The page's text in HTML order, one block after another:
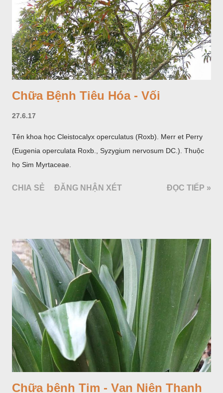
Chữa Bệnh Tiêu Hóa - Vối
27.6.17
Tên khoa học Cleistocalyx operculatus (Roxb). Merr et Perry
(Eugenia operculata Roxb., Syzygium nervosum DC.). Thuộc
họ Sim Myrtaceae.
CHIA SẺ ĐĂNG NHẬN XÉT ĐỌC TIẾP »
Chữa bệnh Tim - Vạn Niên Thanh